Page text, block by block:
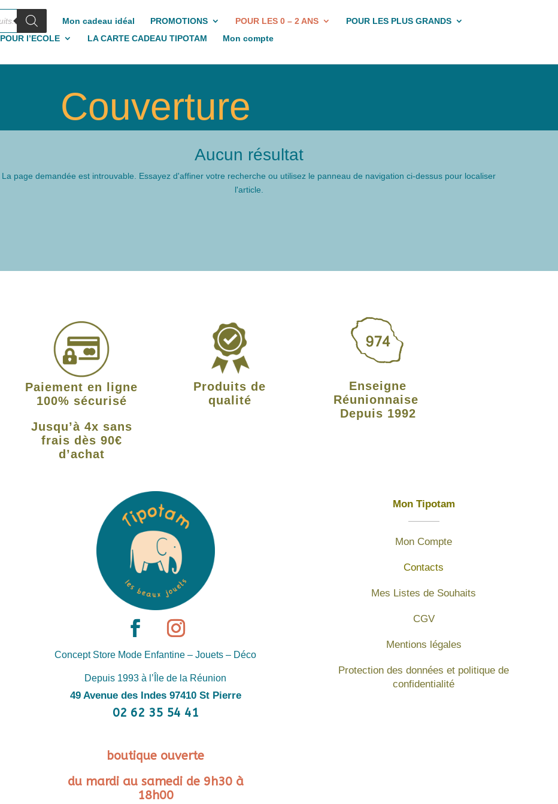
Mon cadeau idéal PROMOTIONS POUR LES 0 – 2 ANS
POUR LES PLUS GRANDS
POUR l’ECOLE LA CARTE CADEAU TIPOTAM Mon compte
Couverture
Aucun résultat
La page demandée est introuvable. Essayez d'affiner votre recherche ou utilisez le panneau de navigation ci-dessus pour localiser
l'article.
Paiement en ligne
100% sécurisé
Jusqu’à 4x sans
frais dès 90€
d’achat
Produits de
qualité
Enseigne
Réunionnaise
Depuis 1992
Concept Store Mode Enfantine – Jouets – Déco
Depuis 1993 à l’Île de la Réunion
49 Avenue des Indes 97410 St Pierre
02 62 35 54 41
boutique ouverte
du mardi au samedi de 9h30 à
18h00
Mon Tipotam
Mon Compte
Contacts
Mes Listes de Souhaits
CGV
Mentions légales
Protection des données et politique de
confidentialité